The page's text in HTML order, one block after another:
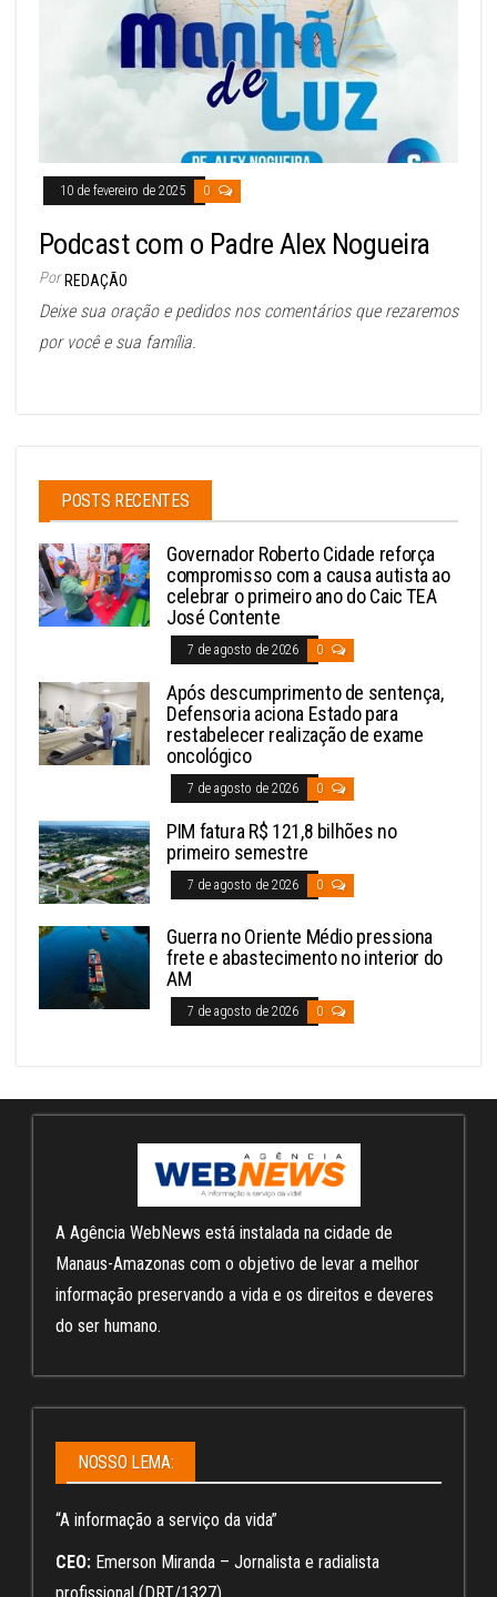
10 de fevereiro de 2025 0
Podcast com o Padre Alex Nogueira
Por REDAÇÃO
Deixe sua oração e pedidos nos comentários que rezaremos
por você e sua família.
POSTS RECENTES
Governador Roberto Cidade reforça
compromisso com a causa autista ao
celebrar o primeiro ano do Caic TEA
José Contente
7 de agosto de 2026 0
Após descumprimento de sentença,
Defensoria aciona Estado para
restabelecer realização de exame
oncológico
7 de agosto de 2026 0
PIM fatura R$ 121,8 bilhões no
primeiro semestre
7 de agosto de 2026 0
Guerra no Oriente Médio pressiona
frete e abastecimento no interior do
AM
7 de agosto de 2026 0
A Agência WebNews está instalada na cidade de
Manaus-Amazonas com o objetivo de levar a melhor
informação preservando a vida e os direitos e deveres
do ser humano.
NOSSO LEMA:
“A informação a serviço da vida”
CEO: Emerson Miranda – Jornalista e radialista